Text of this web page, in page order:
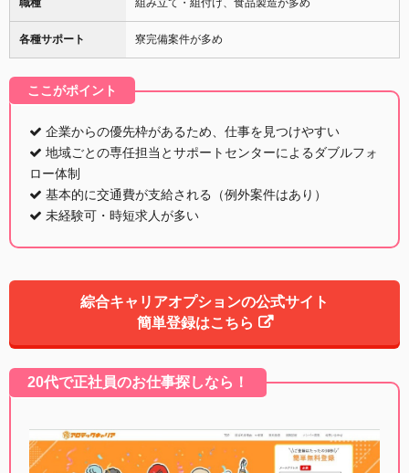
職種 組み立て・組付け、食品製造が多め
各種サポート 寮完備案件が多め
ここがポイント
企業からの優先枠があるため、仕事を見つけやすい
地域ごとの専任担当とサポートセンターによるダブルフォ
ロー体制
基本的に交通費が支給される（例外案件はあり）
未経験可・時短求人が多い
綜合キャリアオプションの公式サイト
簡単登録はこちら
20代で正社員のお仕事探しなら！